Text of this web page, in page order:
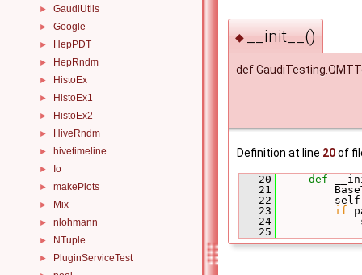
► GaudiUtils
► Google
► HepPDT
► HepRndm
► HistoEx
► HistoEx1
► HistoEx2
► HiveRndm
► hivetimeline
► Io
► makePlots
► Mix
► nlohmann
► NTuple
► PluginServiceTest
◆ __init__()
def
Definition at line 20of
   20
def
   21
   22
   23
if
   24
   25